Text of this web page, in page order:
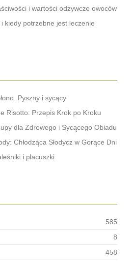
i wartości odżywcze owoców
kiedy potrzebne jest leczenie
Pyszny i sycący
Risotto: Przepis Krok po Kroku
dla Zdrowego i Sycącego Obiadu
Chłodząca Słodycz w Gorące Dni
i placuszki
585
8
458